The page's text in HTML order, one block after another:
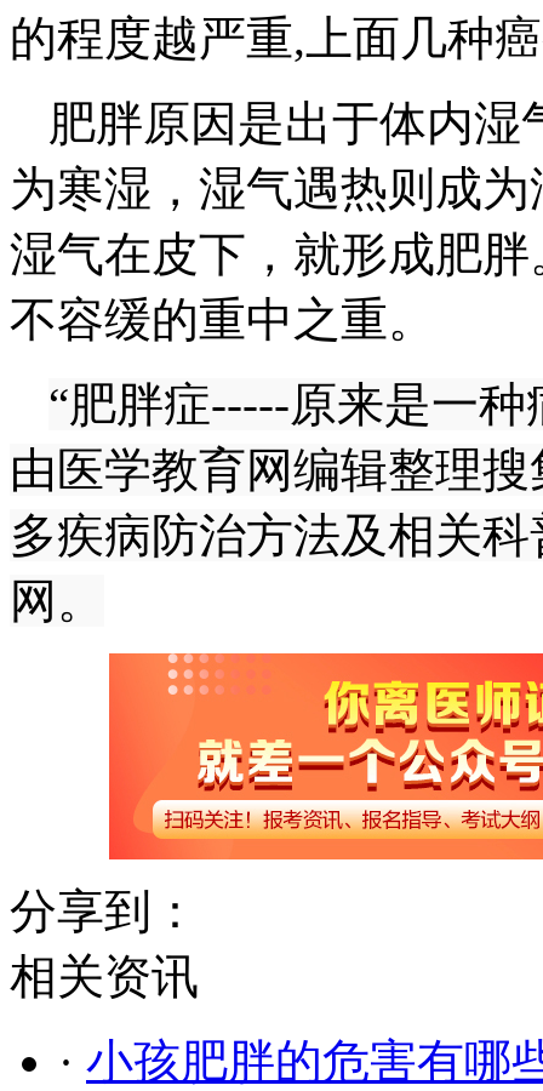
的程度越严重,上面几种
肥胖原因是出于体内
为寒湿，湿气遇热则成
湿气在皮下，就形成肥
不容缓的重中之重。
“肥胖症-----原来是一
由医学教育网编辑整理
多疾病防治方法及相关
网。
分享到：
相关资讯
· 小孩肥胖的危害有哪